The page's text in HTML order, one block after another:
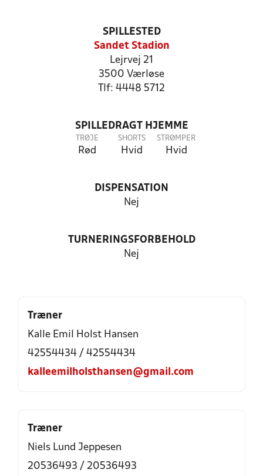
SPILLESTED
Sandet Stadion
Lejrvej 21
3500 Værløse
Tlf: 4448 5712
SPILLEDRAGT HJEMME
TRØJE
Rød
SHORTS
Hvid
STRØMPER
Hvid
DISPENSATION
Nej
TURNERINGSFORBEHOLD
Nej
Træner
Kalle Emil Holst Hansen
42554434 / 42554434
kalleemilholsthansen@gmail.com
Træner
Niels Lund Jeppesen
20536493 / 20536493